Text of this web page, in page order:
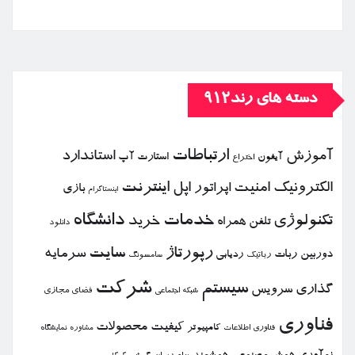
دسته های رند912
آموزش آیفون اختراع ارتباطات استارت آپ استاندارد
الكترونیك امنیت اپراتور اپل اینترنت اینستاگرام بازی
تكنولوژی تلفن همراه خدمات خرید دانشگاه دانلود
دوربین ربات رباتیك ردیابی رپورتاژ سامسونگ سایت سرمایه
گذاری سرویس سیستم شبكه اجتماعی شركت فضای مجازی
فناوری فناوری اطلاعات كامپیوتر كیفیت محصولات مشاوره نمایشگاه